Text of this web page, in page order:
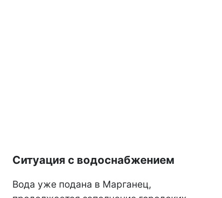
Ситуация с водоснабжением
Вода уже подана в Марганец,